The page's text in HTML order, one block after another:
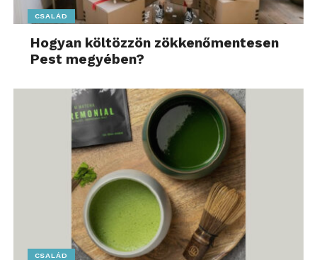
CSALÁD
Hogyan költözzön zökkenőmentesen
Pest megyében?
CSALÁD